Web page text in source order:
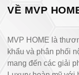
VỀ MVP
MVP HOME là
khẩu và phân phối
mang đến các giải